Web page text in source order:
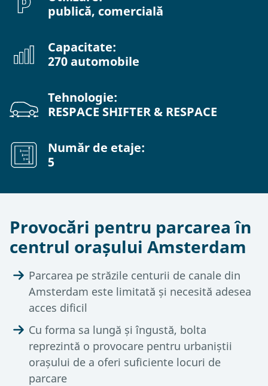
publică, comercială
Capacitate:
270 automobile
Tehnologie:
RESPACE SHIFTER & RESPACE
Număr de etaje:
5
Provocări pentru parcarea în
centrul orașului Amsterdam
Parcarea pe străzile centurii de canale din
Amsterdam este limitată și necesită adesea
acces dificil
Cu forma sa lungă și îngustă, bolta
reprezintă o provocare pentru urbaniștii
orașului de a oferi suficiente locuri de
parcare